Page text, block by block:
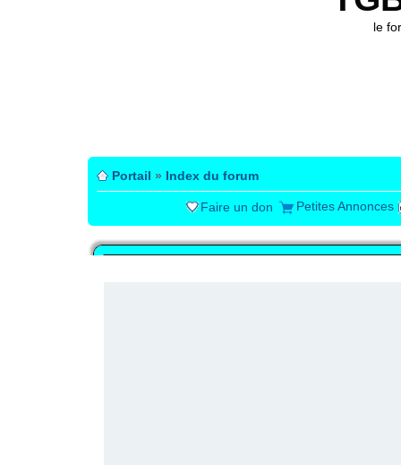
le
Portail » Index du forum
Faire un don Petites Annonces